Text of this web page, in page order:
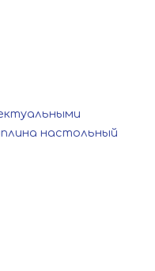
настольный